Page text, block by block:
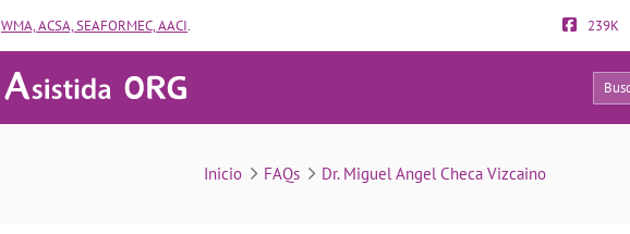
WMA, ACSA, SEAFORMEC, AACI. 239K
FAQs
138
Inicio FAQs Dr. Miguel Angel Checa Vizcaino